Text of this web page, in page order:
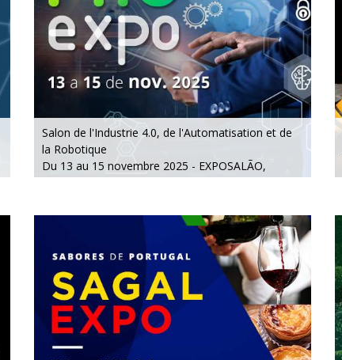
Salon de l'Industrie 4.0, de l'Automatisation et de
la Robotique
Du 13 au 15 novembre 2025 - EXPOSALÃO,